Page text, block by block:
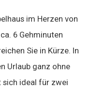
im Herzen von
6 Gehminuten
Sie in Kürze. In
Urlaub ganz ohne
sich ideal für zwei